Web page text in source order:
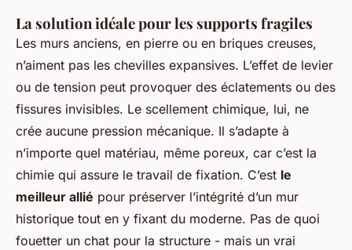
La solution idéale pour les supports fragiles
Les murs anciens, en pierre ou en briques creuses,
n’aiment pas les chevilles expansives. L’effet de levier
ou de tension peut provoquer des éclatements ou des
fissures invisibles. Le scellement chimique, lui, ne
crée aucune pression mécanique. Il s’adapte à
n’importe quel matériau, même poreux, car c’est la
chimie qui assure le travail de fixation. C’est le
meilleur allié pour préserver l’intégrité d’un mur
historique tout en y fixant du moderne. Pas de quoi
fouetter un chat pour la structure - mais un vrai